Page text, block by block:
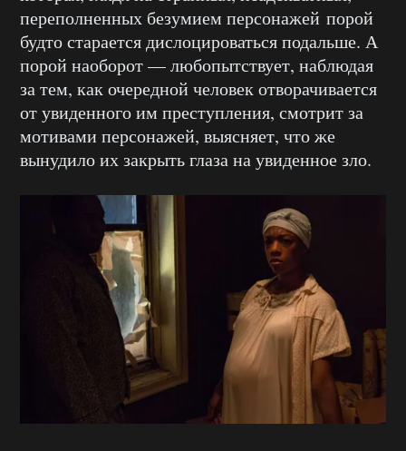
переполненных безумием персонажей порой
будто старается дислоцироваться подальше. А
порой наоборот — любопытствует, наблюдая
за тем, как очередной человек отворачивается
от увиденного им преступления, смотрит за
мотивами персонажей, выясняет, что же
вынудило их закрыть глаза на увиденное зло.